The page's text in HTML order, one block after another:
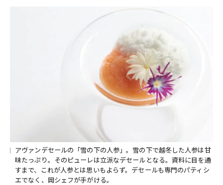
アヴァンデセールの「雪の下の人参」。雪の下で越冬した人参は甘
味たっぷり。そのピューレは立派なデセールとなる。資料に目を通
すまで、これが人参とは思いもよらず。デセールも専門のパティシ
エでなく、岡シェフが手がける。